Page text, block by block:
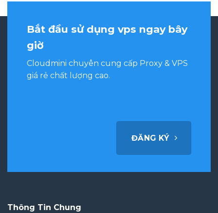
Bắt đầu sử dụng vps ngay bây
giờ
Cloudmini chuyên cung cấp Proxy & VPS
giá rẻ chất lượng cao.
ĐĂNG KÝ
Thông Tin Chung